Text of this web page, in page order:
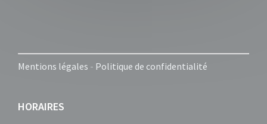
Mentions légales - Politique de confidentialité
HORAIRES